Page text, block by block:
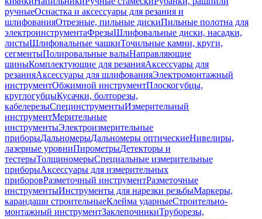
ручныеОснастка и аксессуары для резания и
шлифованияОтрезные, пильные дискиПильные полотна для
электроинструментаФрезыШлифовальные диски, насадки,
листыШлифовальные чашкиТочильные камни, круги,
сегментыПолировальные валыНаправляющие
шиныКомплектующие для резанияАксессуары для
резанияАксессуары для шлифованияЭлектромонтажный
инструментОбжимной инструментПлоскогубцы,
круглогубцыКусачки, болторезы,
кабелерезыСпецинструментыИзмерительный
инструментМерительные
инструментыЭлектроизмерительные
приборыДальномерыДальномеры оптическиеНивелиры,
лазерные уровниПирометрыДетекторы и
тестерыТолщиномерыСпециальные измерительные
приборыАксессуары для измерительных
приборовРазметочный инструментРазметочные
инструментыИнструменты для нарезки резьбыМаркеры,
карандаши строительныеКлейма ударныеСтроительно-
монтажный инструментЗаклепочникиТруборезы,